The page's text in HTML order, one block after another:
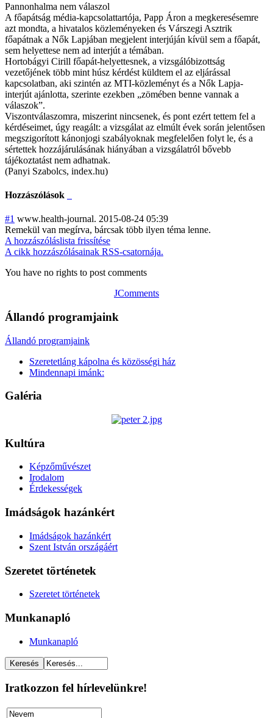
Pannonhalma nem válaszol
A főapátság média-kapcsolattartója, Papp Áron a megkeresésemre
azt mondta, a hivatalos közleményeken és Várszegi Asztrik
főapátnak a Nők Lapjában megjelent interjúján kívül sem a főapát,
sem helyettese nem ad interjút a témában.
Hortobágyi Cirill főapát-helyettesnek, a vizsgálóbizottság
vezetőjének több mint húsz kérdést küldtem el az eljárással
kapcsolatban, aki szintén az MTI-közleményt és a Nők Lapja-
interjút ajánlotta, szerinte ezekben „zömében benne vannak a
válaszok”.
Viszontválaszomra, miszerint nincsenek, és pont ezért tettem fel a
kérdéseimet, úgy reagált: a vizsgálat az elmúlt évek során jelentősen
megszigorított kánonjogi szabályoknak megfelelően folyt le, és a
sértettek hozzájárulásának hiányában a vizsgálatról bővebb
tájékoztatást nem adhatnak.
(Panyi Szabolcs, index.hu)
Hozzászólások
#1 www.health-journal. 2015-08-24 05:39
Remekül van megírva, bárcsak több ilyen téma lenne.
A hozzászóláslista frissítése
A cikk hozzászólásainak RSS-csatornája.
You have no rights to post comments
JComments
Állandó programjaink
Állandó programjaink
Szeretetláng kápolna és közösségi ház
Mindennapi imánk:
Galéria
Kultúra
Képzőművészet
Irodalom
Érdekességek
Imádságok hazánkért
Imádságok hazánkért
Szent István országáért
Szeretet történetek
Szeretet történetek
Munkanapló
Munkanapló
Iratkozzon fel hírlevelünkre!